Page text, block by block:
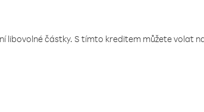
libovolné částky. S tímto kreditem můžete volat